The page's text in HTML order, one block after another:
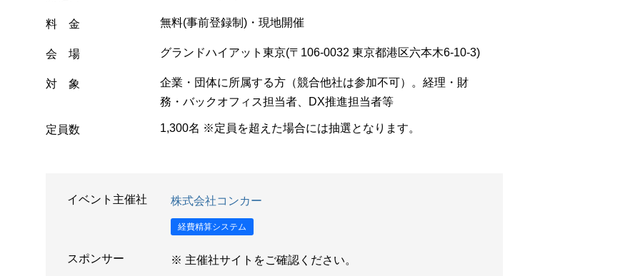
料 金 無料(事前登録制)・現地開催
会 場 グランドハイアット東京(〒106-0032 東京都港区六本木6-10-3)
対 象
企業・団体に所属する方（競合他社は参加不可）。経理・財
務・バックオフィス担当者、DX推進担当者等
定員数 1,300名 ※定員を超えた場合には抽選となります。
イベント主催社 株式会社コンカー
経費精算システム
スポンサー ※ 主催社サイトをご確認ください。